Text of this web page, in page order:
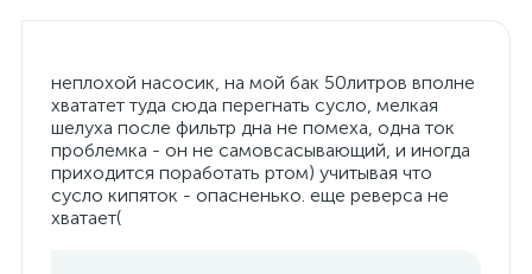
неплохой насосик, на мой бак 50литров вполне
хвататет туда сюда перегнать сусло, мелкая
шелуха после фильтр дна не помеха, одна ток
проблемка - он не самовсасывающий, и иногда
приходится поработать ртом) учитывая что
сусло кипяток - опасненько. еще реверса не
хватает(